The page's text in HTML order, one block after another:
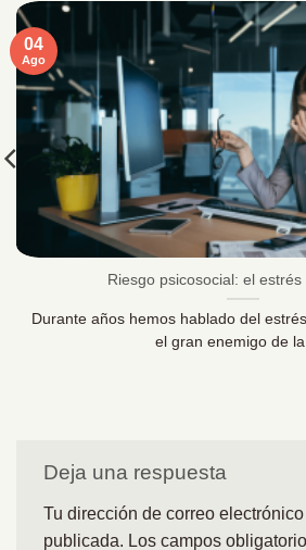
Riesgo psicosocial: el estrés
Durante años hemos hablado del
el gran enemigo de
04
Ago
Deja una respuesta
Tu dirección de correo
publicada. Los campos